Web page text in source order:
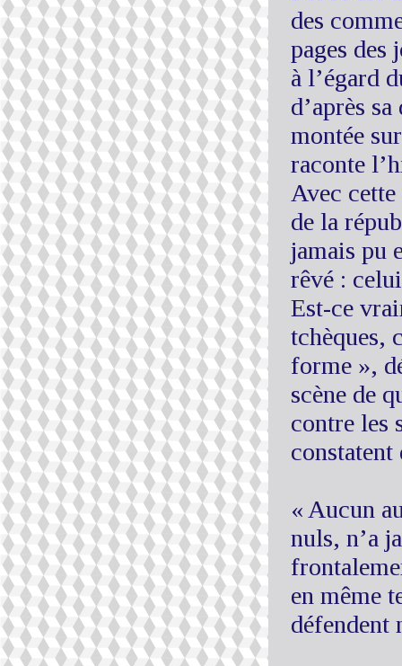
des
pages des
à l’égard
d’après
montée
raconte
Avec
de la
jamais pu
rêvé :
Est-ce
tchèques,
forme »,
scène de
contre les
constatent
« Aucun
nuls, n’a
en même
défendent